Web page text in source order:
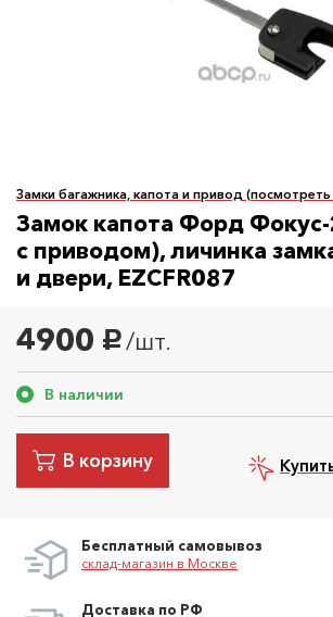
Замки багажника, капота и привод (посмотреть
Замок капота Форд
с приводом), личинка
и двери, EZCFR087
4900 руб. /шт.
В наличии
В корзину
Бесплатный самовывоз
склад-магазин в Москве
Доставка по РФ